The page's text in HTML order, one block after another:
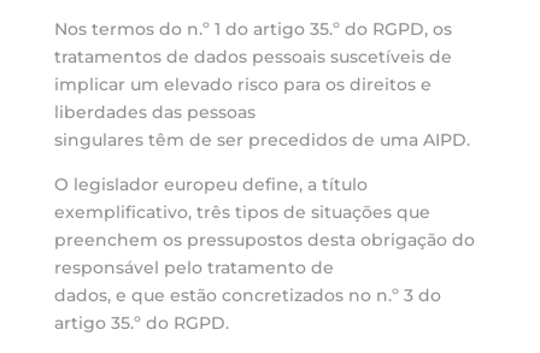
Nos termos do n.º 1 do artigo 35.º do RGPD, os
tratamentos de dados pessoais suscetíveis de
implicar um elevado risco para os direitos e
liberdades das pessoas
singulares têm de ser precedidos de uma AIPD.
O legislador europeu define, a título
exemplificativo, três tipos de situações que
preenchem os pressupostos desta obrigação do
responsável pelo tratamento de
dados, e que estão concretizados no n.º 3 do
artigo 35.º do RGPD.